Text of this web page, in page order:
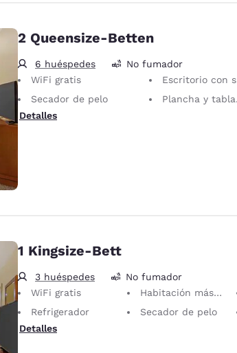
2 Queensize-Betten
6 huéspedes
No fumador
WiFi gratis
Escritorio con silla ergonómica
Secador de pelo
Plancha y tabla de planchar
Detalles
1 Kingsize-Bett
3 huéspedes
No fumador
WiFi gratis
Habitación más grande
Refrigerador
Secador de pelo
Detalles